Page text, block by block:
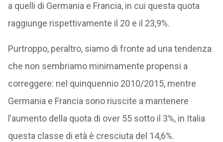
a quelli di Germania e Francia, in cui questa quota
raggiunge rispettivamente il 20 e il 23,9%.
Purtroppo, peraltro, siamo di fronte ad una tendenza
che non sembriamo minimamente propensi a
correggere: nel quinquennio 2010/2015, mentre
Germania e Francia sono riuscite a mantenere
l’aumento della quota di over 55 sotto il 3%, in Italia
questa classe di età è cresciuta del 14,6%.